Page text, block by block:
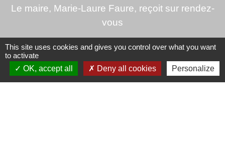
Le maire, Marie-Laure Faure, reçoit sur rendez-
vous
This site uses cookies and gives you control over what you want
to activate
OK, accept all
Deny all cookies Personalize